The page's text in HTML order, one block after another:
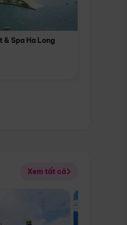
& Spa Ha Long
Xem tất cả